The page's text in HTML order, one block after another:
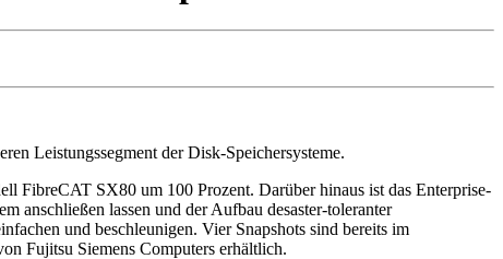
Leistungssegment der Disk-Speichersysteme.
FibreCAT SX80 um 100 Prozent. Darüber hinaus ist das Enterprise-
anschließen lassen und der Aufbau desaster-toleranter
und beschleunigen. Vier Snapshots sind bereits im
Fujitsu Siemens Computers erhältlich.